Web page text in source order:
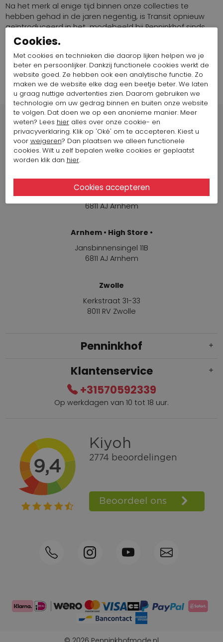
Na het merk al enige tijd binnen onze collecties te
hebben gehad in de jaren negentig, is Transit opnieuw
geïntroduceerd in het modebeeld bij Penninkhof sinds
2019. De keuze voor de mooie stoffen die vooral tot uiting
komen in de blazers, vesten en jurken, is Tandem een
perfecte aanvulling binnen het modebeeld dat
Penninkhofmode wil brengen.
Winkels
Arnhem
Jansbinnensingel 11B
6811 AJ Arnhem
Arnhem • High Store •
Jansbinnensingel 11B
6811 AJ Arnhem
Zwolle
Kerkstraat 31-33
8011 RV Zwolle
Penninkhof
Gratis verzending vanaf € 100,=
Bel +31570592339
Spaarpunten
Shop the Look
Telefonisch bestellen ook mogelijk
Klantenservice
+31570592339
Op werkdagen van 10 tot 18 uur.
Cookies.
Met cookies en technieken die daarop lijken helpen we je
beter en persoonlijker. Dankzij functionele cookies werkt de
website goed. Ze hebben ook een analytische functie. Zo
maken we de website elke dag een beetje beter. We laten
u graag nuttige advertenties zien. Daarom gebruiken we
technologie om uw gedrag binnen en buiten onze website
te volgen. Dat doen we op een anonieme manier. Meer
weten? Lees hieralles over onze cookie- en
privacyverklaring. Klik op 'Oké' om te accepteren. Kiest u
voor weigeren? Dan plaatsen we alleen functionele
cookies. Wilt u zelf bepalen welke cookies er geplaatst
worden klik dan hier.